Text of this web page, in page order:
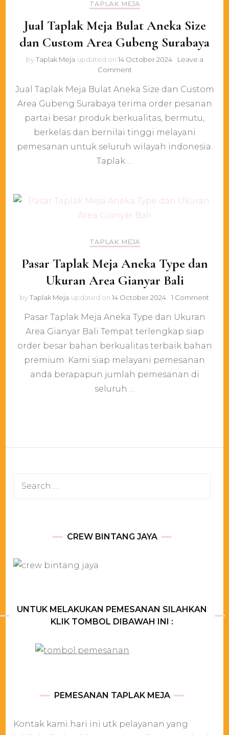
TAPLAK MEJA
Jual Taplak Meja Bulat Aneka Size
dan Custom Area Gubeng Surabaya
byTaplak Meja updated on 14 October 2024
Leave a
Commenton
Taplak
Meja
Aneka
Size
Custom
Jual Taplak Meja Bulat Aneka Size dan Custom
Area Gubeng Surabaya terima order pesanan
partai besar produk berkualitas, bermutu,
berkelas dan bernilai tinggi melayani
pemesanan untuk seluruh wilayah indonesia.
Taplak …
TAPLAK MEJA
Pasar Taplak Meja Aneka Type dan
Ukuran Area Gianyar Bali
byTaplak Meja updated on 14 October 2024 1 Comment
Type
Pasar Taplak Meja Aneka Type dan Ukuran
Area Gianyar Bali Tempat terlengkap siap
order besar bahan berkualitas terbaik bahan
premium. Kami siap melayani pemesanan
anda berapapun jumlah pemesanan di
seluruh …
Search
CREW BINTANG JAYA
UNTUK MELAKUKAN PEMESANAN SILAHKAN
KLIK TOMBOL DIBAWAH INI :
PEMESANAN TAPLAK MEJA
Kontak kami hari ini utk pelayanan yang